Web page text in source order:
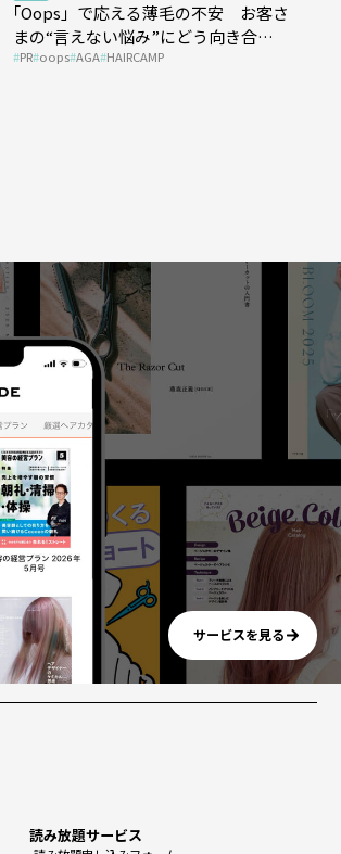
｢Oops」で応える薄毛の不安 お客さ
まの“言えない悩み”にどう向き合
う？ ＃01
PR oops AGA HAIRCAMP
サービスを見る
読み放題サービス